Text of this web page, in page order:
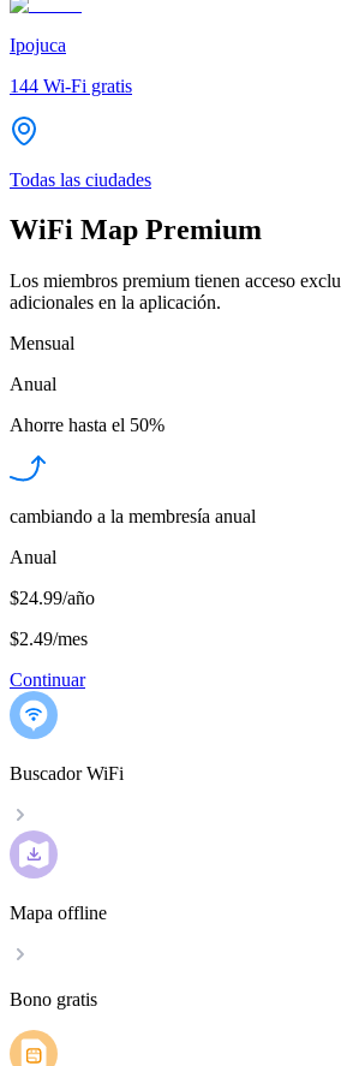
Ipojuca
144 Wi-Fi gratis
Todas las ciudades
WiFi Map Premium
Los miembros premium tienen acceso
adicionales en la aplicación.
Mensual
Anual
Ahorre hasta el 50%
cambiando a la membresía anual
Anual
$24.99/año
$2.49/mes
Continuar
Buscador WiFi
Mapa offline
Bono gratis